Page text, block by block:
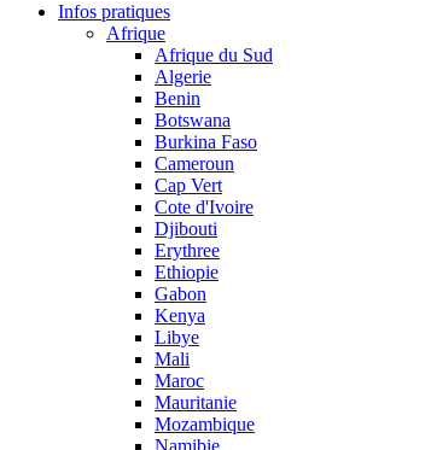
Infos pratiques
Afrique
Afrique du Sud
Algerie
Benin
Botswana
Burkina Faso
Cameroun
Cap Vert
Cote d'Ivoire
Djibouti
Erythree
Ethiopie
Gabon
Kenya
Libye
Mali
Maroc
Mauritanie
Mozambique
Namibie